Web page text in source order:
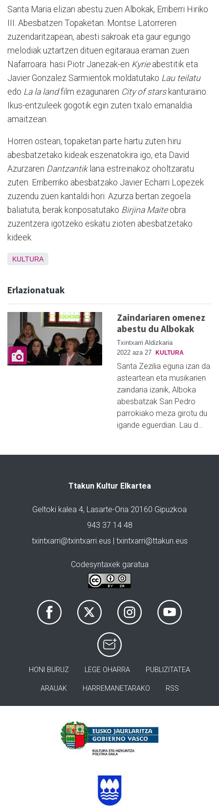
Santa Maria elizan abestu zuen Albokak, Erriberri Hiriko
III. Abesbatzen Topaketan. Montse Latorreren
zuzendaritzapean, abesti sakroak eta gaur egungo
melodiak uztartzen dituen egitaraua eraman zuen
Nafarroara: hasi Piotr Janezak-en Kyrie abestitik eta
Javier Gonzalez Sarmientok moldatutako Lau teilatu
edo La la landfilm ezagunaren City of stars kanturaino.
Ikus-entzuleek gogotik egin zuten txalo emanaldia
amaitzean.
Horren ostean, topaketan parte hartu zuten hiru
abesbatzetako kideak eszenatokira igo, eta David
Azurzaren Dantzantik lana estreinakoz oholtzaratu
zuten. Erriberriko abesbatzako Javier Echarri Lopezek
zuzendu zuen kantaldi hori. Azurza bertan zegoela
baliatuta, berak konposatutako Birjina Maite obra
zuzentzera igotzeko eskatu zioten abesbatzetako
kideek.
KULTURA
Erlazionatuak
Zaindariaren omenez
abestu du Albokak
Txintxarri Aldizkaria
2022 aza 27 KULTURA
Santa Zezilia eguna izan da
asteartean eta musikarien
zaindaria izanik, Alboka
abesbatzak San Pedro
parrokiako meza girotu du
igande eguerdian. Lau d…
Ttakun Kultur Elkartea
Geltoki kalea 4, Lasarte-Oria 20160 Gipuzkoa
943 37 14 48
txintxarri@txintxarri.eus | txintxarri@ttakun.eus
Codesyntaxek garatua
HONI BURUZ LEGE OHARRA PUBLIZITATEA
ARAUAK HARREMANETARAKO RSS